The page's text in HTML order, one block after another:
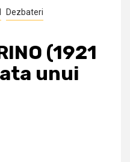
Dezbateri
(1921
unui